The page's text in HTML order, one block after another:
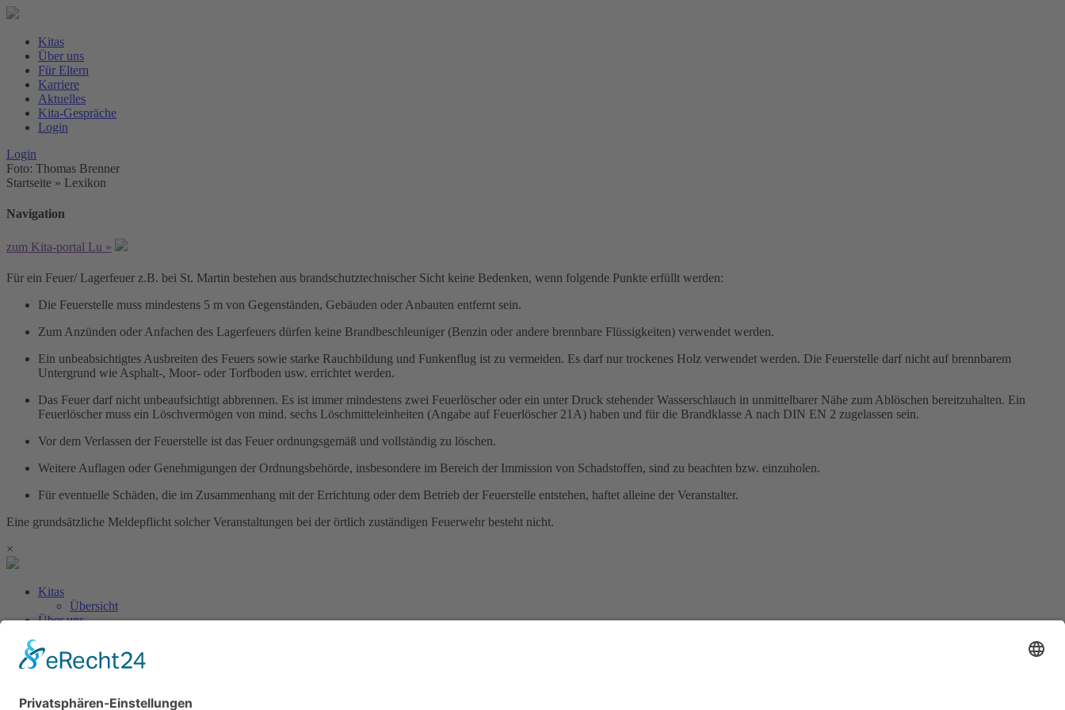
Kitas
Über uns
Für Eltern
Karriere
Aktuelles
Kita-Gespräche
Login
Login
Foto: Thomas Brenner
Startseite » Lexikon
Navigation
zum Kita-portal Lu »
Für ein Feuer/ Lagerfeuer z.B. bei St. Martin bestehen aus brandschutztechnischer Sicht keine Bedenken, wenn folgende Punkte erfüllt werden:
Die Feuerstelle muss mindestens 5 m von Gegenständen, Gebäuden oder Anbauten entfernt sein.
Zum Anzünden oder Anfachen des Lagerfeuers dürfen keine Brandbeschleuniger (Benzin oder andere brennbare Flüssigkeiten) verwendet werden.
Ein unbeabsichtigtes Ausbreiten des Feuers sowie starke Rauchbildung und Funkenflug ist zu vermeiden. Es darf nur trockenes Holz verwendet werden. Die Feuerstelle darf nicht auf brennbarem
Untergrund wie Asphalt-, Moor- oder Torfboden usw. errichtet werden.
Das Feuer darf nicht unbeaufsichtigt abbrennen. Es ist immer mindestens zwei Feuerlöscher oder ein unter Druck stehender Wasserschlauch in unmittelbarer Nähe zum Ablöschen bereitzuhalten. Ein
Feuerlöscher muss ein Löschvermögen von mind. sechs Löschmitteleinheiten (Angabe auf Feuerlöscher 21A) haben und für die Brandklasse A nach DIN EN 2 zugelassen sein.
Vor dem Verlassen der Feuerstelle ist das Feuer ordnungsgemäß und vollständig zu löschen.
Weitere Auflagen oder Genehmigungen der Ordnungsbehörde, insbesondere im Bereich der Immission von Schadstoffen, sind zu beachten bzw. einzuholen.
Für eventuelle Schäden, die im Zusammenhang mit der Errichtung oder dem Betrieb der Feuerstelle entstehen, haftet alleine der Veranstalter.
Eine grundsätzliche Meldepflicht solcher Veranstaltungen bei der örtlich zuständigen Feuerwehr besteht nicht.
×
Kitas
Übersicht
Über uns
Suche nach neuen Fachkräften
Karriere